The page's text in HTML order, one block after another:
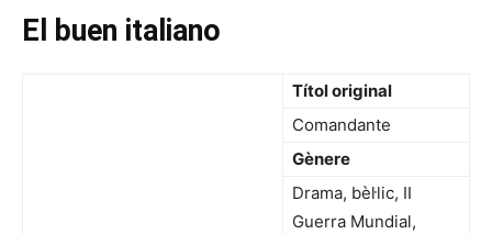
El buen italiano
Títol original
Comandante
Gènere
Drama, bèl·lic, II
Guerra Mundial,